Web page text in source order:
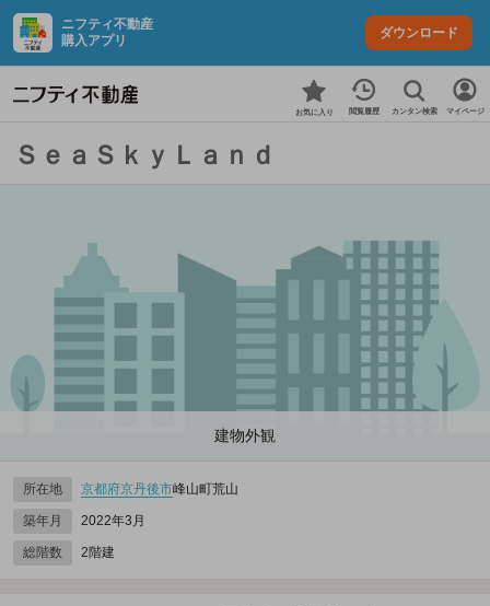
ニフティ不動産
購入アプリ
ダウンロード
お気に入り 閲覧履歴 カンタン検索 マイページ
ＳｅａＳｋｙＬａｎｄ
建物外観
所在地 京都府京丹後市峰山町荒山
築年月 2022年3月
総階数 2階建